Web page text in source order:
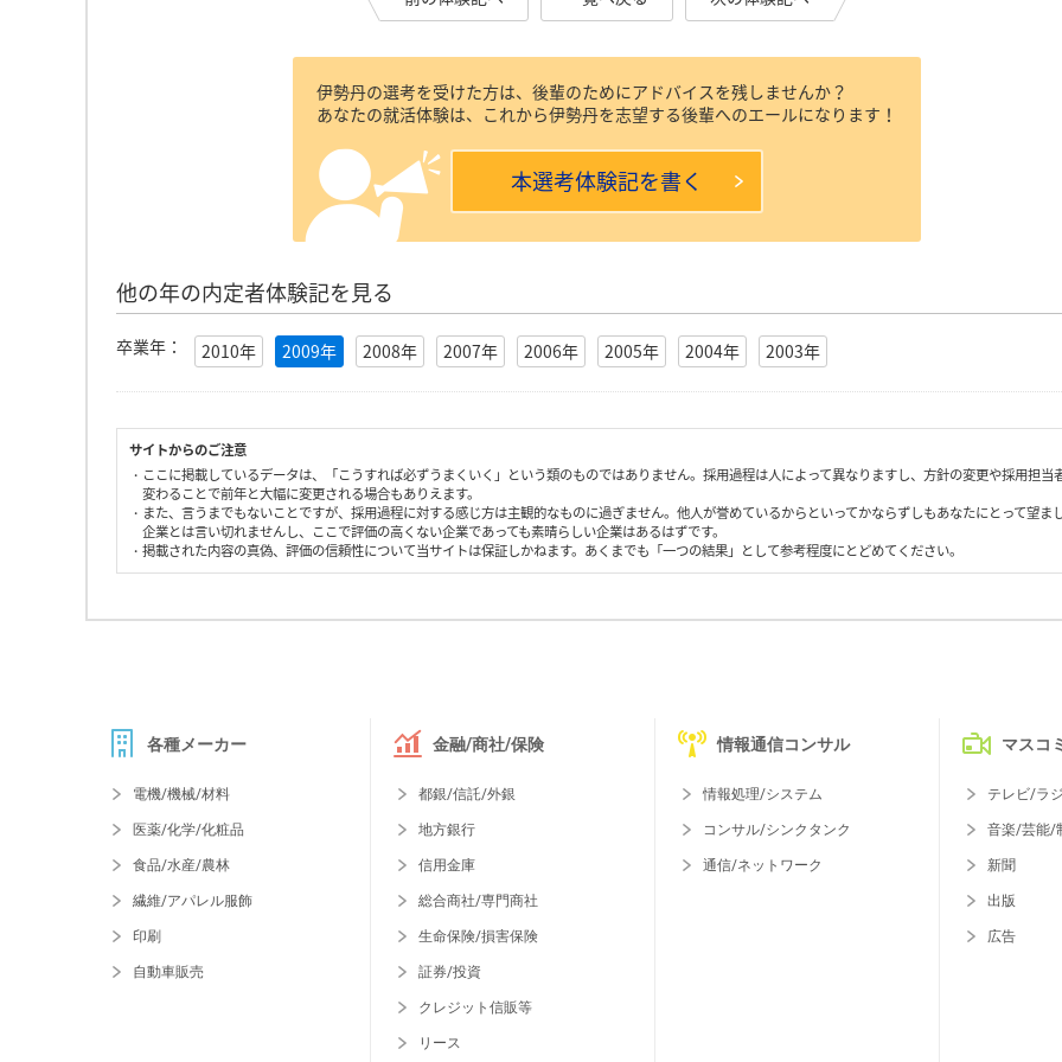
伊勢丹の選考を受けた方は、後輩のためにアドバイスを残しませんか？
あなたの就活体験は、これから伊勢丹を志望する後輩へのエールになります！
本選考体験記を書く
他の年の内定者体験記を見る
卒業年： 2010年 2009年 2008年 2007年 2006年 2005年 2004年 2003年
サイトからのご注意
・ここに掲載しているデータは、「こうすれば必ずうまくいく」という類のものではありません。採用過程は人によって異なりますし、方針の変更や採用担当
変わることで前年と大幅に変更される場合もありえます。
・また、言うまでもないことですが、採用過程に対する感じ方は主観的なものに過ぎません。他人が誉めているからといってかならずしもあなたにとって望ま
企業とは言い切れませんし、ここで評価の高くない企業であっても素晴らしい企業はあるはずです。
・掲載された内容の真偽、評価の信頼性について当サイトは保証しかねます。あくまでも「一つの結果」として参考程度にとどめてください。
各種メーカー
電機/機械/材料
医薬/化学/化粧品
食品/水産/農林
繊維/アパレル服飾
印刷
自動車販売
金融/商社/保険
都銀/信託/外銀
地方銀行
信用金庫
総合商社/専門商社
生命保険/損害保険
証券/投資
クレジット信販等
リース
情報通信コンサル
情報処理/システム
コンサル/シンクタンク
通信/ネットワーク
マスコミ
テレビ/ラ
音楽/芸能/
新聞
出版
広告